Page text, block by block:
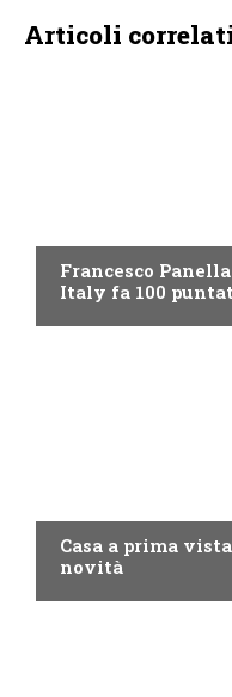
Articoli
Francesco
Italy fa 100
Casa a prima
novità